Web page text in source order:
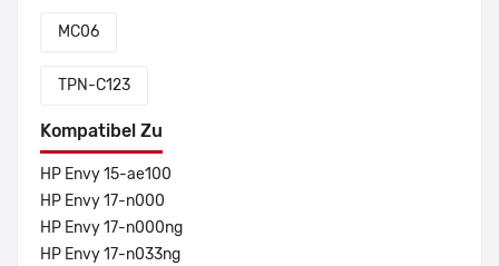
MC06
TPN-C123
Kompatibel Zu
HP Envy 15-ae100
HP Envy 17-n000
HP Envy 17-n000ng
HP Envy 17-n033ng